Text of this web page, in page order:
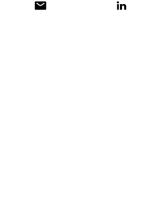
Chemin des Barres 1